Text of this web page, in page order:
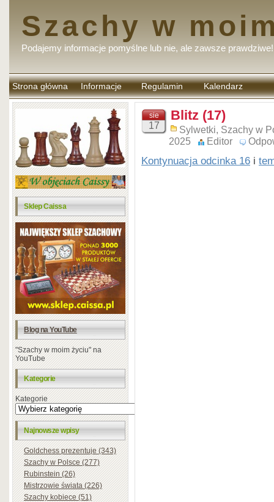
Szachy w
Podajemy informacje pomyślne lub nie, ale zawsze prawdziwe!
Strona główna Informacje Regulamin
komentarzy
Kalendarz
Sklep Caissa
Blog na YouTube
"Szachy w moim życiu" na
YouTube
Kategorie
Kategorie
Najnowsze wpisy
Goldchess prezentuje (343)
Szachy w Polsce (277)
Rubinstein (26)
Mistrzowie świata (226)
Szachy kobiece (51)
sie
17
Blitz (17)
Sylwetki, Szachy w
2025
Editor
Kontynuacja odcinka 16 i